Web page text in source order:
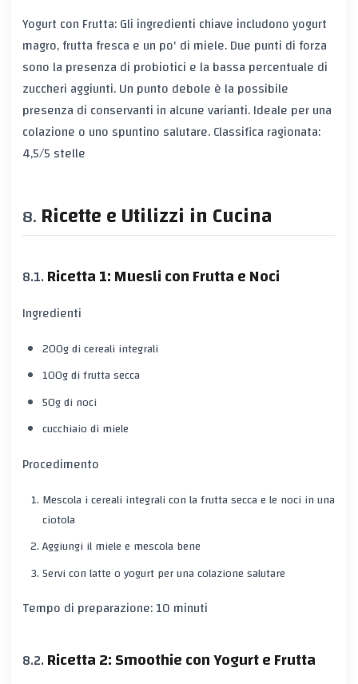
Yogurt con Frutta: Gli ingredienti chiave includono yogurt
magro, frutta fresca e un po' di miele. Due punti di forza
sono la presenza di probiotici e la bassa percentuale di
zuccheri aggiunti. Un punto debole è la possibile
presenza di conservanti in alcune varianti. Ideale per una
colazione o uno spuntino salutare. Classifica ragionata:
4,5/5 stelle
Ricette e Utilizzi in Cucina
Ricetta 1: Muesli con Frutta e Noci
Ingredienti
200g di cereali integrali
100g di frutta secca
50g di noci
cucchiaio di miele
Procedimento
Mescola i cereali integrali con la frutta secca e le noci in una
ciotola
Aggiungi il miele e mescola bene
Servi con latte o yogurt per una colazione salutare
Tempo di preparazione: 10 minuti
Ricetta 2: Smoothie con Yogurt e Frutta